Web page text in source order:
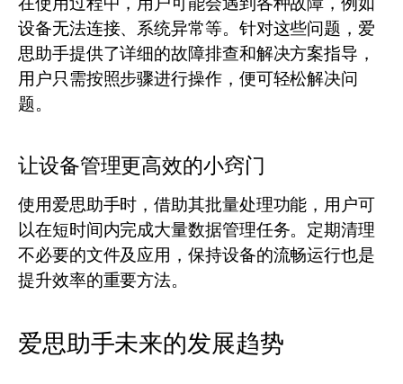
设备无法连接、系统异常等。针对这些问题，爱
思助手提供了详细的故障排查和解决方案指导，
用户只需按照步骤进行操作，便可轻松解决问
题。
让设备管理更高效的小窍门
使用爱思助手时，借助其批量处理功能，用户可
以在短时间内完成大量数据管理任务。定期清理
不必要的文件及应用，保持设备的流畅运行也是
提升效率的重要方法。
爱思助手未来的发展趋势